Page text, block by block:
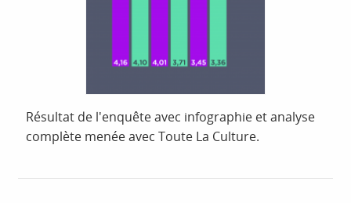
Résultat de l'enquête avec infographie et analyse
complète menée avec Toute La Culture.